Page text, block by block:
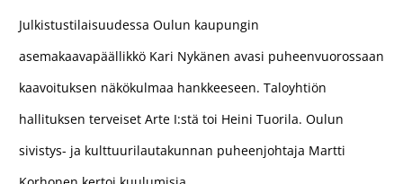
Julkistustilaisuudessa Oulun kaupungin
asemakaavapäällikkö Kari Nykänen avasi puheenvuorossaan
kaavoituksen näkökulmaa hankkeeseen. Taloyhtiön
hallituksen terveiset Arte I:stä toi Heini Tuorila. Oulun
sivistys- ja kulttuurilautakunnan puheenjohtaja Martti